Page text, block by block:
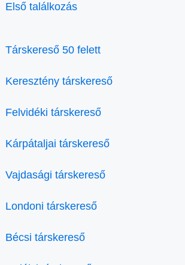
Első találkozás
Társkereső 50 felett
Keresztény társkereső
Felvidéki társkereső
Kárpátaljai társkereső
Vajdasági társkereső
Londoni társkereső
Bécsi társkereső